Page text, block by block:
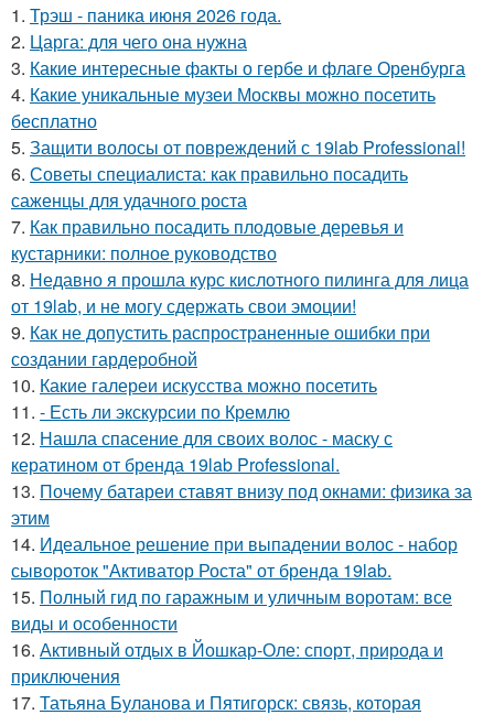
1. Трэш - паника июня 2026 года.
2. Царга: для чего она нужна
3. Какие интересные факты о гербе и флаге Оренбурга
4. Какие уникальные музеи Москвы можно посетить
бесплатно
5. Защити волосы от повреждений с 19lab Professional!
6. Советы специалиста: как правильно посадить
саженцы для удачного роста
7. Как правильно посадить плодовые деревья и
кустарники: полное руководство
8. Недавно я прошла курс кислотного пилинга для лица
от 19lab, и не могу сдержать свои эмоции!
9. Как не допустить распространенные ошибки при
создании гардеробной
10. Какие галереи искусства можно посетить
11. - Есть ли экскурсии по Кремлю
12. Нашла спасение для своих волос - маску с
кератином от бренда 19lab Professional.
13. Почему батареи ставят внизу под окнами: физика за
этим
14. Идеальное решение при выпадении волос - набор
сывороток "Активатор Роста" от бренда 19lab.
15. Полный гид по гаражным и уличным воротам: все
виды и особенности
16. Активный отдых в Йошкар-Оле: спорт, природа и
приключения
17. Татьяна Буланова и Пятигорск: связь, которая